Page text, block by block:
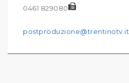
0461 829080
postproduzione@trentinotv.it